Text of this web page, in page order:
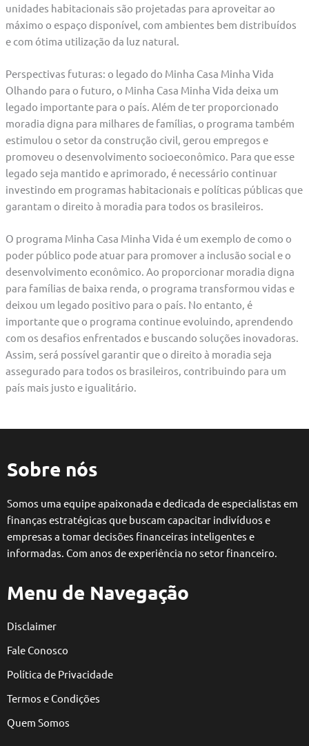
unidades habitacionais são projetadas para aproveitar ao
máximo o espaço disponível, com ambientes bem distribuídos
e com ótima utilização da luz natural.
Perspectivas futuras: o legado do Minha Casa Minha Vida
Olhando para o futuro, o Minha Casa Minha Vida deixa um
legado importante para o país. Além de ter proporcionado
moradia digna para milhares de famílias, o programa também
estimulou o setor da construção civil, gerou empregos e
promoveu o desenvolvimento socioeconômico. Para que esse
legado seja mantido e aprimorado, é necessário continuar
investindo em programas habitacionais e políticas públicas que
garantam o direito à moradia para todos os brasileiros.
O programa Minha Casa Minha Vida é um exemplo de como o
poder público pode atuar para promover a inclusão social e o
desenvolvimento econômico. Ao proporcionar moradia digna
para famílias de baixa renda, o programa transformou vidas e
deixou um legado positivo para o país. No entanto, é
importante que o programa continue evoluindo, aprendendo
com os desafios enfrentados e buscando soluções inovadoras.
Assim, será possível garantir que o direito à moradia seja
assegurado para todos os brasileiros, contribuindo para um
país mais justo e igualitário.
Sobre nós
Somos uma equipe apaixonada e dedicada de especialistas em
finanças estratégicas que buscam capacitar indivíduos e
empresas a tomar decisões financeiras inteligentes e
informadas. Com anos de experiência no setor financeiro.
Menu de Navegação
Disclaimer
Fale Conosco
Política de Privacidade
Termos e Condições
Quem Somos